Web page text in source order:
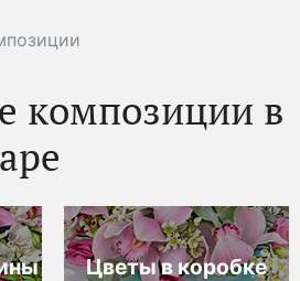
композиции в
Цветы в коробке